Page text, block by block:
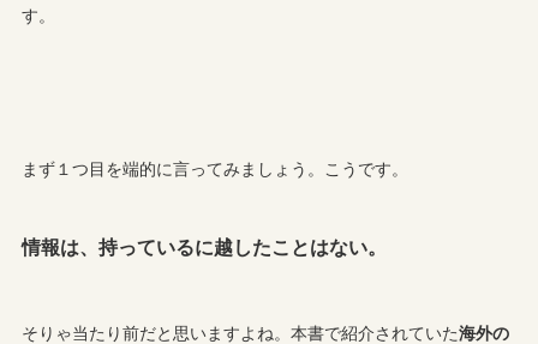
す。
まず１つ目を端的に言ってみましょう。こうです。
情報は、持っているに越したことはない。
そりゃ当たり前だと思いますよね。本書で紹介されていた海外の